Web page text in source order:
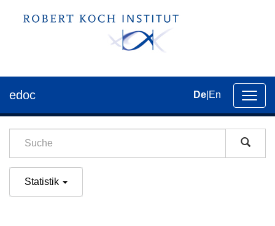
der
edoc De En
Statistik